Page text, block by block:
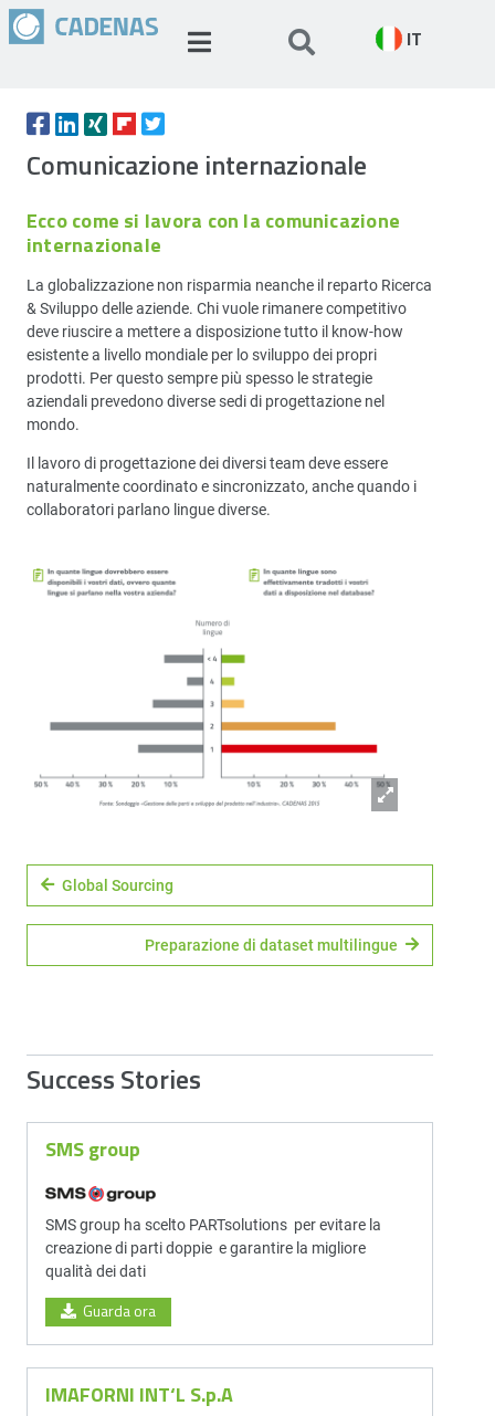
IT
Comunicazione internazionale
Ecco come si lavora con la comunicazione
internazionale
La globalizzazione non risparmia neanche il reparto Ricerca
& Sviluppo delle aziende. Chi vuole rimanere competitivo
deve riuscire a mettere a disposizione tutto il know-how
esistente a livello mondiale per lo sviluppo dei propri
prodotti. Per questo sempre più spesso le strategie
aziendali prevedono diverse sedi di progettazione nel
mondo.
Il lavoro di progettazione dei diversi team deve essere
naturalmente coordinato e sincronizzato, anche quando i
collaboratori parlano lingue diverse.
Global Sourcing
Preparazione di dataset multilingue
Success Stories
SMS group
SMS group ha scelto PARTsolutions per evitare la
creazione di parti doppie e garantire la migliore
qualità dei dati
Guarda ora
IMAFORNI INT‘L S.p.A